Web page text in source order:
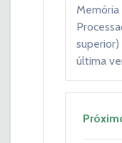
Memória
última